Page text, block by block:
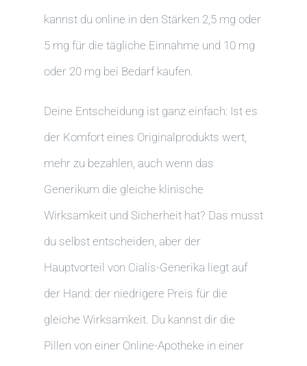
kannst du online in den Stärken 2,5 mg oder
5 mg für die tägliche Einnahme und 10 mg
oder 20 mg bei Bedarf kaufen.
Deine Entscheidung ist ganz einfach: Ist es
der Komfort eines Originalprodukts wert,
mehr zu bezahlen, auch wenn das
Generikum die gleiche klinische
Wirksamkeit und Sicherheit hat? Das musst
du selbst entscheiden, aber der
Hauptvorteil von Cialis-Generika liegt auf
der Hand: der niedrigere Preis für die
gleiche Wirksamkeit. Du kannst dir die
Pillen von einer Online-Apotheke in einer